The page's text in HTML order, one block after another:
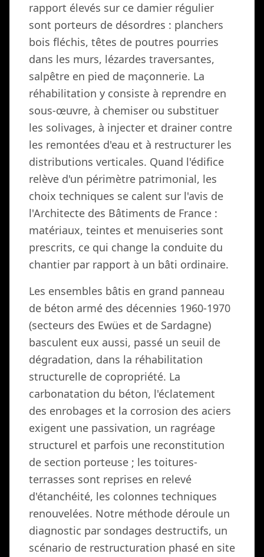
rapport élevés sur ce damier régulier
sont porteurs de désordres : planchers
bois fléchis, têtes de poutres pourries
dans les murs, lézardes traversantes,
salpêtre en pied de maçonnerie. La
réhabilitation y consiste à reprendre en
sous-œuvre, à chemiser ou substituer
les solivages, à injecter et drainer contre
les remontées d'eau et à restructurer les
distributions verticales. Quand l'édifice
relève d'un périmètre patrimonial, les
choix techniques se calent sur l'avis de
l'Architecte des Bâtiments de France :
matériaux, teintes et menuiseries sont
prescrits, ce qui change la conduite du
chantier par rapport à un bâti ordinaire.
Les ensembles bâtis en grand panneau
de béton armé des décennies 1960-1970
(secteurs des Ewües et de Sardagne)
basculent eux aussi, passé un seuil de
dégradation, dans la réhabilitation
structurelle de copropriété. La
carbonatation du béton, l'éclatement
des enrobages et la corrosion des aciers
exigent une passivation, un ragréage
structurel et parfois une reconstitution
de section porteuse ; les toitures-
terrasses sont reprises en relevé
d'étanchéité, les colonnes techniques
renouvelées. Notre méthode déroule un
diagnostic par sondages destructifs, un
scénario de restructuration phasé en site